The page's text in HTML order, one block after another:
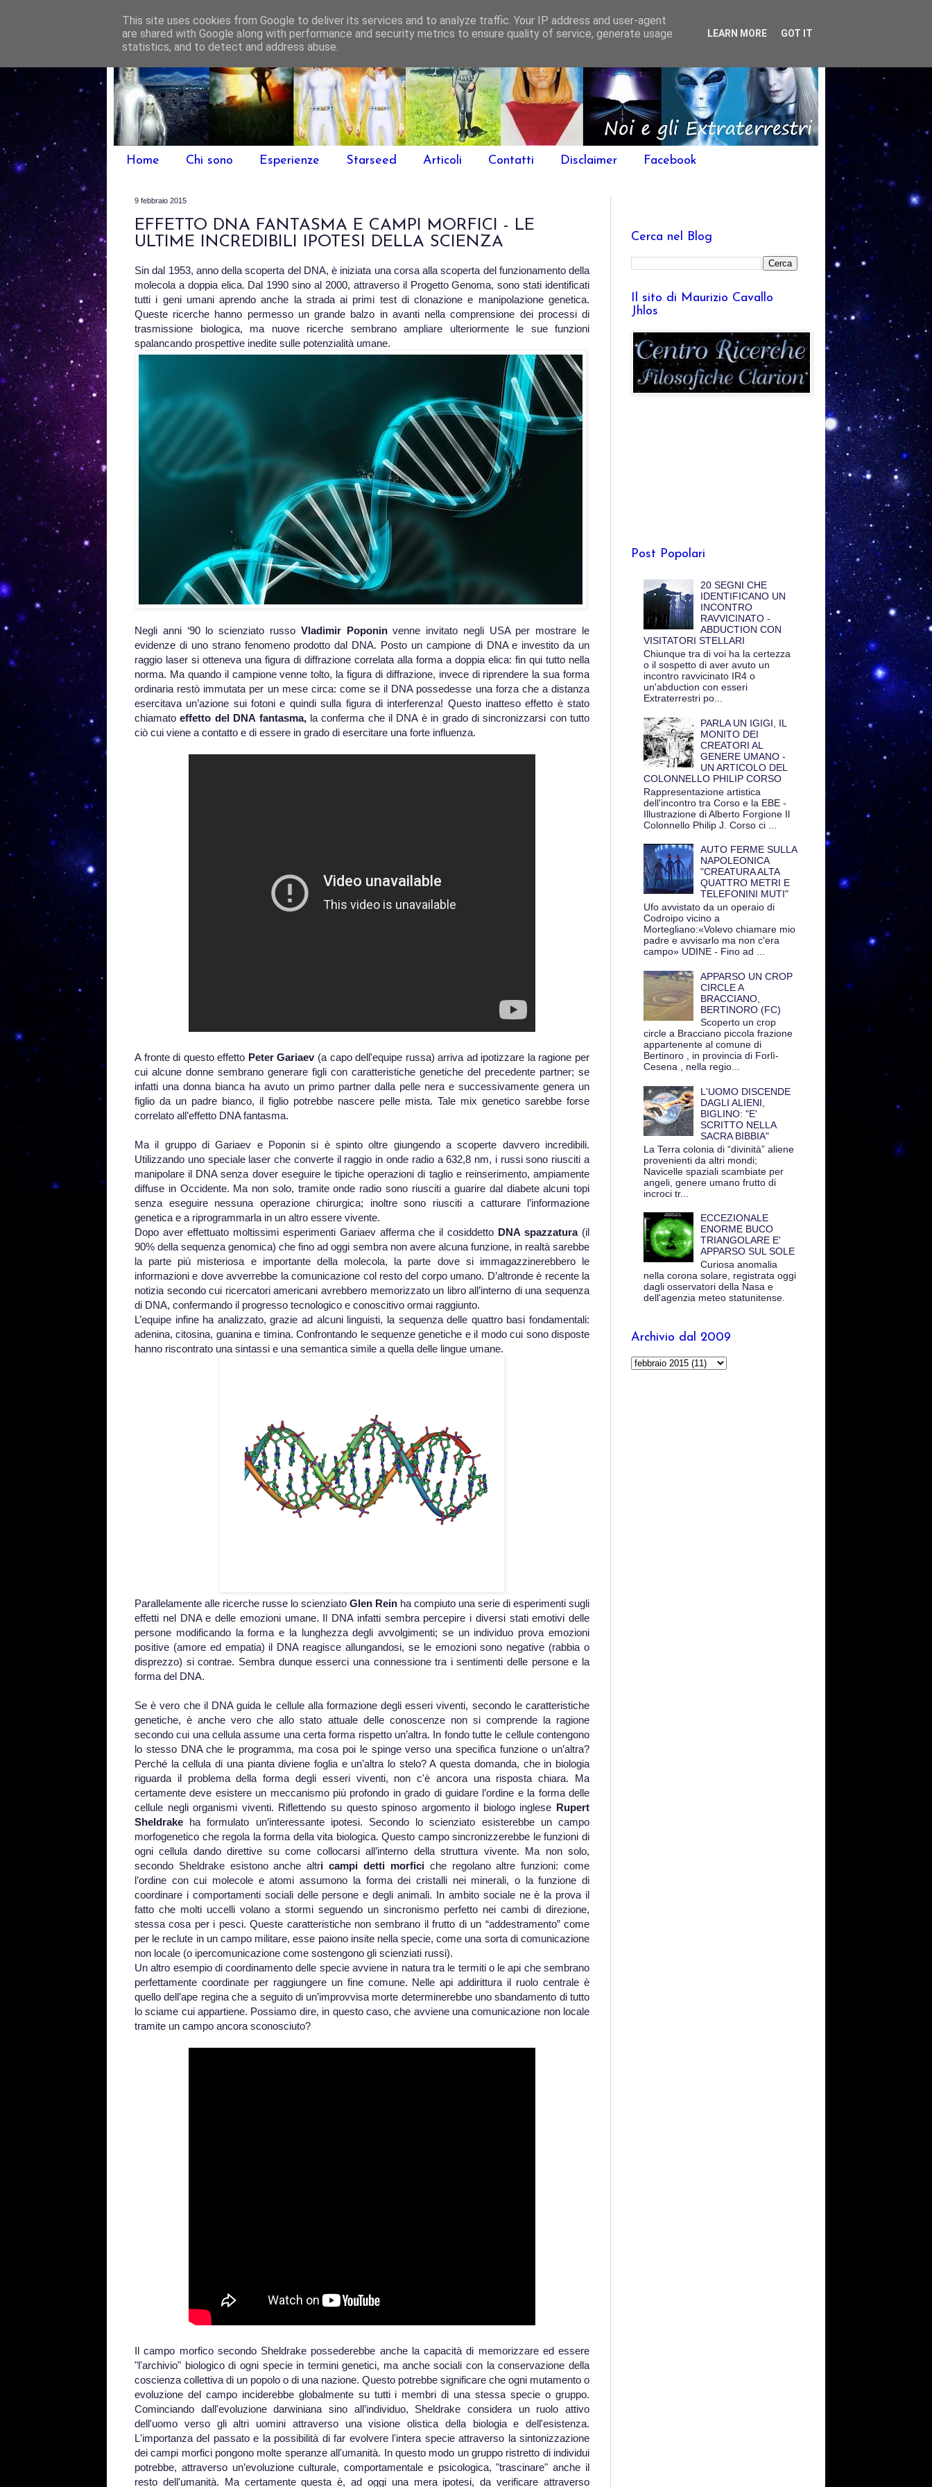
Home Chi sono Esperienze Starseed Articoli Contatti Disclaimer Facebook
9 febbraio 2015
EFFETTO DNA FANTASMA E CAMPI MORFICI - LE
ULTIME INCREDIBILI IPOTESI DELLA SCIENZA
Sin dal 1953, anno della scoperta del DNA, è iniziata una corsa alla scoperta del funzionamento della
molecola a doppia elica. Dal 1990 sino al 2000, attraverso il Progetto Genoma, sono stati identificati
tutti i geni umani aprendo anche la strada ai primi test di clonazione e manipolazione genetica.
Queste ricerche hanno permesso un grande balzo in avanti nella comprensione dei processi di
trasmissione biologica, ma nuove ricerche sembrano ampliare ulteriormente le sue funzioni
spalancando prospettive inedite sulle potenzialità umane.
Negli anni ‘90 lo scienziato russo Vladimir Poponinvenne invitato negli USA per mostrare le
evidenze di uno strano fenomeno prodotto dal DNA. Posto un campione di DNA e investito da un
raggio laser si otteneva una figura di diffrazione correlata alla forma a doppia elica: fin qui tutto nella
norma. Ma quando il campione venne tolto, la figura di diffrazione, invece di riprendere la sua forma
ordinaria restò immutata per un mese circa: come se il DNA possedesse una forza che a distanza
esercitava un’azione sui fotoni e quindi sulla figura di interferenza! Questo inatteso effetto è stato
chiamato effetto del DNA fantasma,la conferma che il DNA è in grado di sincronizzarsi con tutto
ciò cui viene a contatto e di essere in grado di esercitare una forte influenza.
A fronte di questo effetto Peter Gariaev(a capo dell'equipe russa) arriva ad ipotizzare la ragione per
cui alcune donne sembrano generare figli con caratteristiche genetiche del precedente partner; se
infatti una donna bianca ha avuto un primo partner dalla pelle nera e successivamente genera un
figlio da un padre bianco, il figlio potrebbe nascere pelle mista. Tale mix genetico sarebbe forse
correlato all’effetto DNA fantasma.
Ma il gruppo di Gariaev e Poponin si è spinto oltre giungendo a scoperte davvero incredibili.
Utilizzando uno speciale laser che converte il raggio in onde radio a 632,8 nm, i russi sono riusciti a
manipolare il DNA senza dover eseguire le tipiche operazioni di taglio e reinserimento, ampiamente
diffuse in Occidente. Ma non solo, tramite onde radio sono riusciti a guarire dal diabete alcuni topi
senza eseguire nessuna operazione chirurgica; inoltre sono riusciti a catturare l’informazione
genetica e a riprogrammarla in un altro essere vivente.
Dopo aver effettuato moltissimi esperimenti Gariaev afferma che il cosiddetto DNA spazzatura (il
90% della sequenza genomica) che fino ad oggi sembra non avere alcuna funzione, in realtà sarebbe
la parte più misteriosa e importante della molecola, la parte dove si immagazzinerebbero le
informazioni e dove avverrebbe la comunicazione col resto del corpo umano. D’altronde è recente la
notizia secondo cui ricercatori americani avrebbero memorizzato un libro all’interno di una sequenza
di DNA, confermando il progresso tecnologico e conoscitivo ormai raggiunto.
L’equipe infine ha analizzato, grazie ad alcuni linguisti, la sequenza delle quattro basi fondamentali:
adenina, citosina, guanina e timina. Confrontando le sequenze genetiche e il modo cui sono disposte
hanno riscontrato una sintassi e una semantica simile a quella delle lingue umane.
Parallelamente alle ricerche russe lo scienziato Glen Rein ha compiuto una serie di esperimenti sugli
effetti nel DNA e delle emozioni umane. Il DNA infatti sembra percepire i diversi stati emotivi delle
persone modificando la forma e la lunghezza degli avvolgimenti; se un individuo prova emozioni
positive (amore ed empatia) il DNA reagisce allungandosi, se le emozioni sono negative (rabbia o
disprezzo) si contrae. Sembra dunque esserci una connessione tra i sentimenti delle persone e la
forma del DNA.
Se è vero che il DNA guida le cellule alla formazione degli esseri viventi, secondo le caratteristiche
genetiche, è anche vero che allo stato attuale delle conoscenze non si comprende la ragione
secondo cui una cellula assume una certa forma rispetto un’altra. In fondo tutte le cellule contengono
lo stesso DNA che le programma, ma cosa poi le spinge verso una specifica funzione o un’altra?
Perché la cellula di una pianta diviene foglia e un’altra lo stelo? A questa domanda, che in biologia
riguarda il problema della forma degli esseri viventi, non c'è ancora una risposta chiara. Ma
certamente deve esistere un meccanismo più profondo in grado di guidare l’ordine e la forma delle
cellule negli organismi viventi. Riflettendo su questo spinoso argomento il biologo inglese Rupert
Sheldrake ha formulato un’interessante ipotesi. Secondo lo scienziato esisterebbe un campo
morfogenetico che regola la forma della vita biologica. Questo campo sincronizzerebbe le funzioni di
ogni cellula dando direttive su come collocarsi all’interno della struttura vivente. Ma non solo,
secondo Sheldrake esistono anche altri campi detti morficiche regolano altre funzioni: come
l’ordine con cui molecole e atomi assumono la forma dei cristalli nei minerali, o la funzione di
coordinare i comportamenti sociali delle persone e degli animali. In ambito sociale ne è la prova il
fatto che molti uccelli volano a stormi seguendo un sincronismo perfetto nei cambi di direzione,
stessa cosa per i pesci. Queste caratteristiche non sembrano il frutto di un “addestramento” come
per le reclute in un campo militare, esse paiono insite nella specie, come una sorta di comunicazione
non locale (o ipercomunicazione come sostengono gli scienziati russi).
Un altro esempio di coordinamento delle specie avviene in natura tra le termiti o le api che sembrano
perfettamente coordinate per raggiungere un fine comune. Nelle api addirittura il ruolo centrale è
quello dell’ape regina che a seguito di un’improvvisa morte determinerebbe uno sbandamento di tutto
lo sciame cui appartiene. Possiamo dire, in questo caso, che avviene una comunicazione non locale
tramite un campo ancora sconosciuto?
Il campo morfico secondo Sheldrake possederebbe anche la capacità di memorizzare ed essere
"l'archivio" biologico di ogni specie in termini genetici, ma anche sociali con la conservazione della
coscienza collettiva di un popolo o di una nazione. Questo potrebbe significare che ogni mutamento o
evoluzione del campo inciderebbe globalmente su tutti i membri di una stessa specie o gruppo.
Cominciando dall'evoluzione darwiniana sino all’individuo, Sheldrake considera un ruolo attivo
dell'uomo verso gli altri uomini attraverso una visione olistica della biologia e dell'esistenza.
L'importanza del passato e la possibilità di far evolvere l'intera specie attraverso la sintonizzazione
dei campi morfici pongono molte speranze all'umanità. In questo modo un gruppo ristretto di individui
potrebbe, attraverso un’evoluzione culturale, comportamentale e psicologica, "trascinare" anche il
resto dell'umanità. Ma certamente questa è, ad oggi una mera ipotesi, da verificare attraverso
Cerca nel Blog
Il sito di Maurizio Cavallo
Jhlos
Post Popolari
20 SEGNI CHE
IDENTIFICANO UN
INCONTRO
RAVVICINATO -
ABDUCTION CON
VISITATORI STELLARI
Chiunque tra di voi ha la certezza
o il sospetto di aver avuto un
incontro ravvicinato IR4 o
un'abduction con esseri
Extraterrestri po...
PARLA UN IGIGI, IL
MONITO DEI
CREATORI AL
GENERE UMANO -
UN ARTICOLO DEL
COLONNELLO PHILIP CORSO
Rappresentazione artistica
dell'incontro tra Corso e la EBE -
Illustrazione di Alberto Forgione Il
Colonnello Philip J. Corso ci ...
AUTO FERME SULLA
NAPOLEONICA
"CREATURA ALTA
QUATTRO METRI E
TELEFONINI MUTI"
Ufo avvistato da un operaio di
Codroipo vicino a
Mortegliano:«Volevo chiamare mio
padre e avvisarlo ma non c'era
campo» UDINE - Fino ad ...
APPARSO UN CROP
CIRCLE A
BRACCIANO,
BERTINORO (FC)
Scoperto un crop
circle a Bracciano piccola frazione
appartenente al comune di
Bertinoro , in provincia di Forlì-
Cesena , nella regio...
L'UOMO DISCENDE
DAGLI ALIENI,
BIGLINO: "E'
SCRITTO NELLA
SACRA BIBBIA"
La Terra colonia di “divinità” aliene
provenienti da altri mondi;
Navicelle spaziali scambiate per
angeli, genere umano frutto di
incroci tr...
ECCEZIONALE
ENORME BUCO
TRIANGOLARE E'
APPARSO SUL SOLE
Curiosa anomalia
nella corona solare, registrata oggi
dagli osservatori della Nasa e
dell'agenzia meteo statunitense.
Archivio dal 2009
This site uses cookies from Google to deliver its services and to analyze traffic. Your IP address and user-agent
are shared with Google along with performance and security metrics to ensure quality of service, generate usage
statistics, and to detect and address abuse.
LEARN MORE GOT IT